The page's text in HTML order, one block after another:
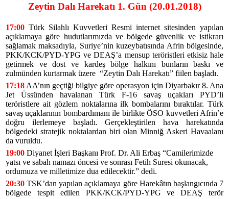
Zeytin Dalı Harekatı 1. Gün (20.01.2018)
17:00 Türk Silahlı Kuvvetleri Resmi internet sitesinden yapılan
açıklamaya göre hudutlarımızda ve bölgede güvenlik ve istikrarı
sağlamak maksadıyla, Suriye’nin kuzeybatısında Afrin bölgesinde,
PKK/KCK/PYD-YPG ve DEAŞ’a mensup teröristleri etkisiz hale
getirmek ve dost ve kardeş bölge halkını bunların baskı ve
zulmünden kurtarmak üzere “Zeytin Dalı Harekatı” fiilen başladı.
17:18 AA’nın geçtiği bilgiye göre operasyon için Diyarbakır 8. Ana
Jet Üssünden havalanan Türk F-16 savaş uçakları PYD’li
teröristlere ait gözlem noktalarına ilk bombalarını bıraktılar. Türk
savaş uçaklarının bombardımanı ile birlikte ÖSO kuvvetleri Afrin’e
doğru ilerlemeye başladı. Gerçekleştirilen hava harekatında
bölgedeki stratejik noktalardan biri olan Minniğ Askeri Havaalanı
da vuruldu.
19:00 Diyanet İşleri Başkanı Prof. Dr. Ali Erbaş “Camilerimizde
yatsı ve sabah namazı öncesi ve sonrası Fetih Suresi okunacak,
ordumuza ve milletimize dua edilecektir.” dedi.
20:30 TSK’dan yapılan açıklamaya göre Harekâtın başlangıcında 7
bölgede tespit edilen PKK/KCK/PYD-YPG ve DEAŞ terör